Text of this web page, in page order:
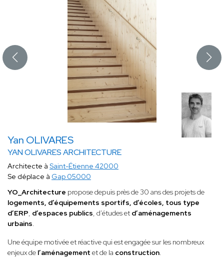
Yan OLIVARES
YAN OLIVARES ARCHITECTURE
Architecte à Saint-Étienne 42000
Se déplace à Gap 05000
YO_Architecture propose depuis près de 30 ans des projets de
logements, d’équipements sportifs, d’écoles, tous type
d’ERP, d’espaces publics, d’études et d’aménagements
urbains.
Une équipe motivée et réactive qui est engagée sur les nombreux
enjeux de l’aménagement et de la construction.